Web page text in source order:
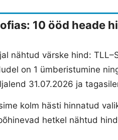
10 ööd heade
nähtud värske hind:
on 1 ümberistumine
31.07.2026 ja
kolm hästi hinnatud
hetkel nähtud